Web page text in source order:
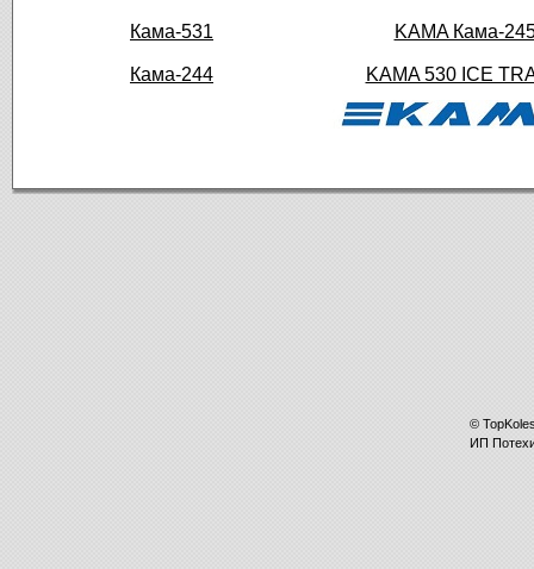
Кама-531 KAMA Кама-
Кама-244 KAMA 530 ICE
©
ИП